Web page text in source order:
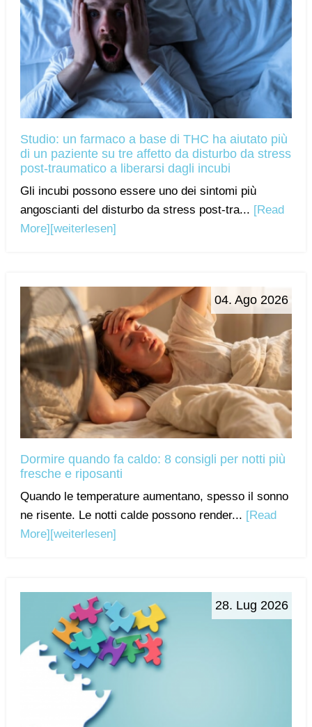
Studio: un farmaco a base di THC ha aiutato più
di un paziente su tre affetto da disturbo da stress
post-traumatico a liberarsi dagli incubi
Gli incubi possono essere uno dei sintomi più
angoscianti del disturbo da stress post-tra... [Read
More] [weiterlesen]
04. Ago 2026
Dormire quando fa caldo: 8 consigli per notti più
fresche e riposanti
Quando le temperature aumentano, spesso il sonno
ne risente. Le notti calde possono render... [Read
More] [weiterlesen]
28. Lug 2026